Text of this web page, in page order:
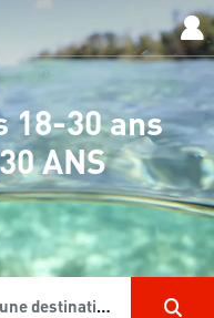
18-30 ans
ANS
Rechercher un séjour, une activité, une destination...